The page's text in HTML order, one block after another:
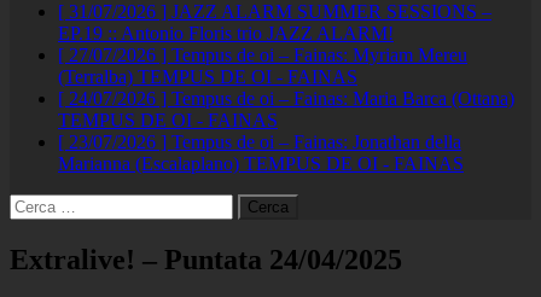
[ 31/07/2026 ] JAZZ ALARM SUMMER SESSIONS –
EP.19 :: Antonio Floris trio JAZZ ALARM!
[ 27/07/2026 ] Tempus de oi – Fainas: Myriam Mereu
(Terralba) TEMPUS DE OI - FAINAS
[ 24/07/2026 ] Tempus de oi – Fainas: Maria Barca (Ottana)
TEMPUS DE OI - FAINAS
[ 23/07/2026 ] Tempus de oi – Fainas: Jonathan della
Marianna (Escalaplano) TEMPUS DE OI - FAINAS
Ricerca
per:
Extralive! – Puntata 24/04/2025